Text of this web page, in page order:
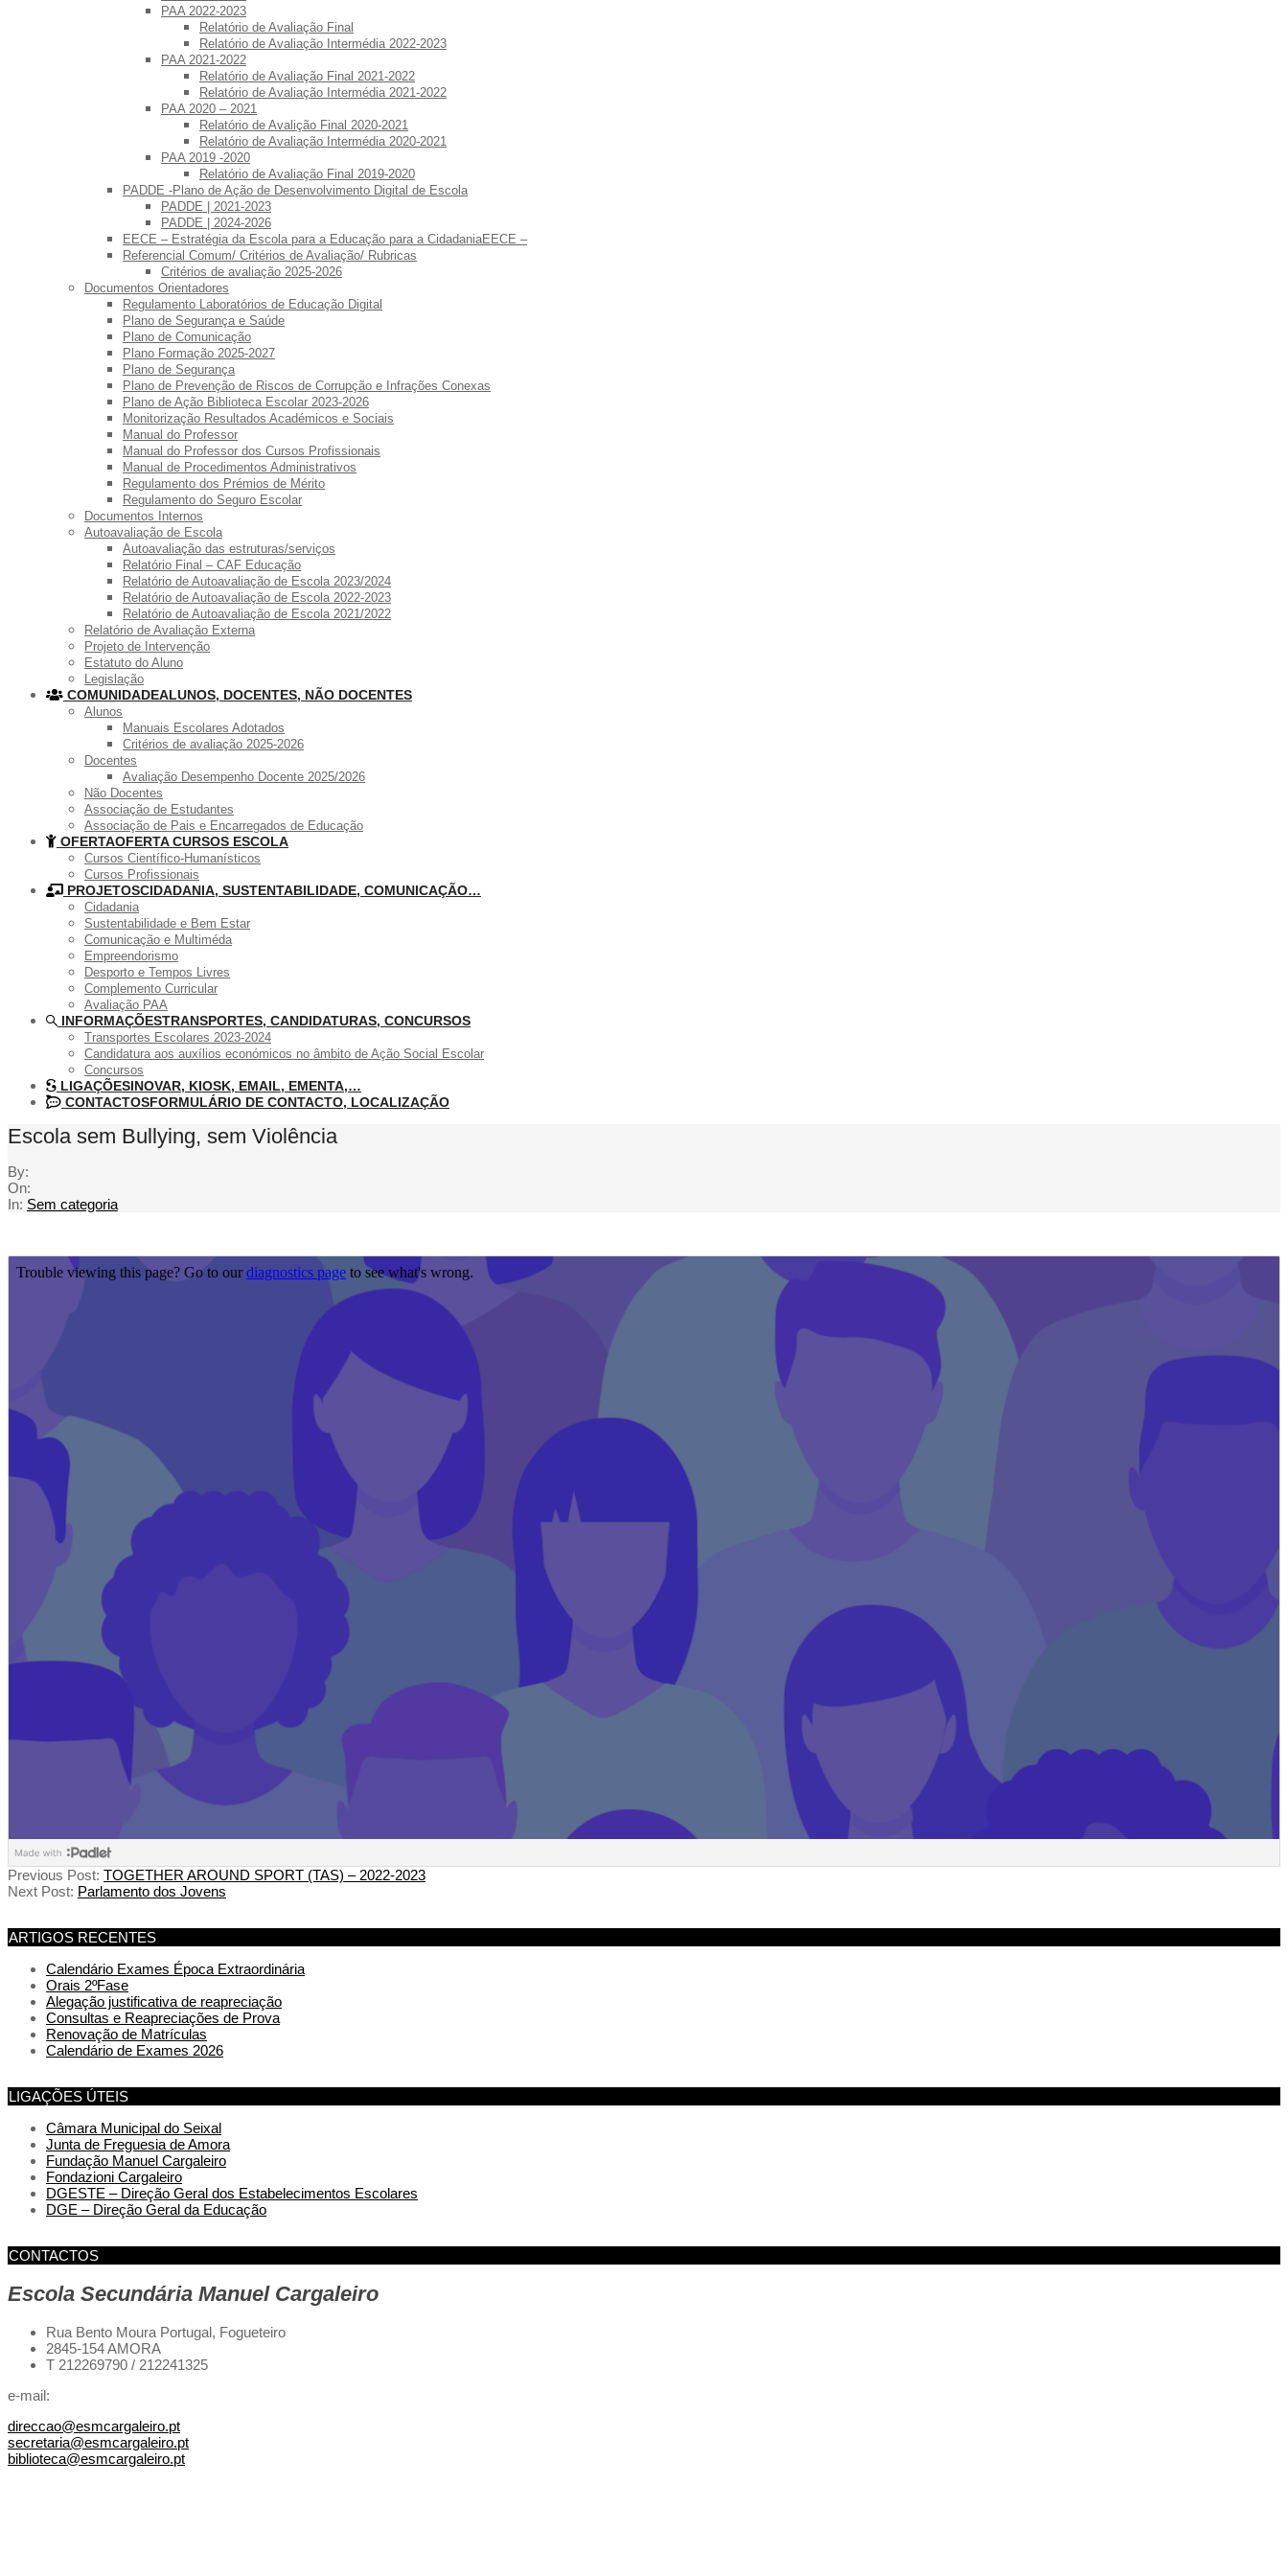
PAA 2022-2023
Relatório de Avaliação Final
Relatório de Avaliação Intermédia 2022-2023
PAA 2021-2022
Relatório de Avaliação Final 2021-2022
Relatório de Avaliação Intermédia 2021-2022
PAA 2020 – 2021
Relatório de Avalição Final 2020-2021
Relatório de Avaliação Intermédia 2020-2021
PAA 2019 -2020
Relatório de Avaliação Final 2019-2020
PADDE -Plano de Ação de Desenvolvimento Digital de Escola
PADDE | 2021-2023
PADDE | 2024-2026
EECE – Estratégia da Escola para a Educação para a CidadaniaEECE –
Referencial Comum/ Critérios de Avaliação/ Rubricas
Critérios de avaliação 2025-2026
Documentos Orientadores
Regulamento Laboratórios de Educação Digital
Plano de Segurança e Saúde
Plano de Comunicação
Plano Formação 2025-2027
Plano de Segurança
Plano de Prevenção de Riscos de Corrupção e Infrações Conexas
Plano de Ação Biblioteca Escolar 2023-2026
Monitorização Resultados Académicos e Sociais
Manual do Professor
Manual do Professor dos Cursos Profissionais
Manual de Procedimentos Administrativos
Regulamento dos Prémios de Mérito
Regulamento do Seguro Escolar
Documentos Internos
Autoavaliação de Escola
Autoavaliação das estruturas/serviços
Relatório Final – CAF Educação
Relatório de Autoavaliação de Escola 2023/2024
Relatório de Autoavaliação de Escola 2022-2023
Relatório de Autoavaliação de Escola 2021/2022
Relatório de Avaliação Externa
Projeto de Intervenção
Estatuto do Aluno
Legislação
COMUNIDADEALUNOS, DOCENTES, NÃO DOCENTES
Alunos
Manuais Escolares Adotados
Critérios de avaliação 2025-2026
Docentes
Avaliação Desempenho Docente 2025/2026
Não Docentes
Associação de Estudantes
Associação de Pais e Encarregados de Educação
OFERTAOFERTA CURSOS ESCOLA
Cursos Científico-Humanísticos
Cursos Profissionais
PROJETOSCIDADANIA, SUSTENTABILIDADE, COMUNICAÇÃO…
Cidadania
Sustentabilidade e Bem Estar
Comunicação e Multiméda
Empreendorismo
Desporto e Tempos Livres
Complemento Curricular
Avaliação PAA
INFORMAÇÕESTRANSPORTES, CANDIDATURAS, CONCURSOS
Transportes Escolares 2023-2024
Candidatura aos auxílios económicos no âmbito de Ação Social Escolar
Concursos
LIGAÇÕESINOVAR, KIOSK, EMAIL, EMENTA,…
CONTACTOSFORMULÁRIO DE CONTACTO, LOCALIZAÇÃO
Escola sem Bullying, sem Violência
By:
On:
In: Sem categoria
Previous Post: TOGETHER AROUND SPORT (TAS) – 2022-2023
Next Post: Parlamento dos Jovens
ARTIGOS RECENTES
Calendário Exames Época Extraordinária
Orais 2ºFase
Alegação justificativa de reapreciação
Consultas e Reapreciações de Prova
Renovação de Matrículas
Calendário de Exames 2026
LIGAÇÕES ÚTEIS
Câmara Municipal do Seixal
Junta de Freguesia de Amora
Fundação Manuel Cargaleiro
Fondazioni Cargaleiro
DGESTE – Direção Geral dos Estabelecimentos Escolares
DGE – Direção Geral da Educação
CONTACTOS
Escola Secundária Manuel Cargaleiro
Rua Bento Moura Portugal, Fogueteiro
2845-154 AMORA
T 212269790 / 212241325
e-mail:
direccao@esmcargaleiro.pt
secretaria@esmcargaleiro.pt
biblioteca@esmcargaleiro.pt